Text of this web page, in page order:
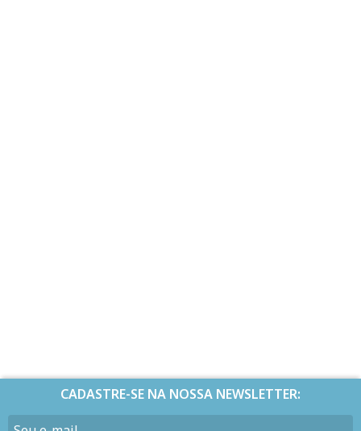
CADASTRE-SE NA NOSSA NEWSLETTER: